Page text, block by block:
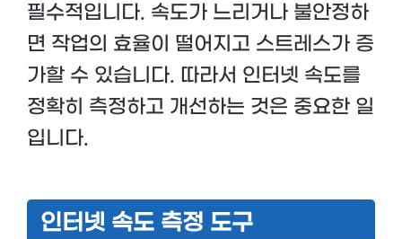
필수적입니다. 속도가 느리거나 불안정하
면 작업의 효율이 떨어지고 스트레스가 증
가할 수 있습니다. 따라서 인터넷 속도를
정확히 측정하고 개선하는 것은 중요한 일
입니다.
인터넷 속도 측정 도구